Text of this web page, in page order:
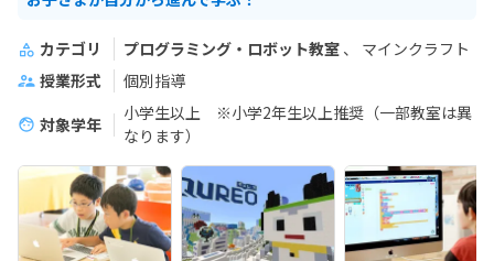
カテゴリ プログラミング・ロボット教室
マインクラフト
授業形式
個別指導
対象学年
小学生以上 ※小学2年生以上推奨（一部教室は異
なります）